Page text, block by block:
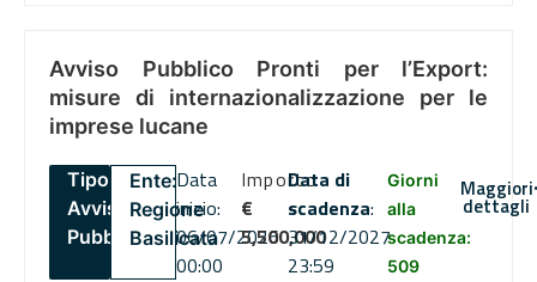
Avviso Pubblico Pronti per l’Export:
misure di internazionalizzazione per le
imprese lucane
Tipo:
Avviso
Pubblico
Ente:
Regione
Basilicata
Data
inizio:
06/07/2026
00:00
Importo
€
5,500,000
Data di
scadenza:
31/12/2027
23:59
Giorni
alla
scadenza:
509
Maggiori
dettagli